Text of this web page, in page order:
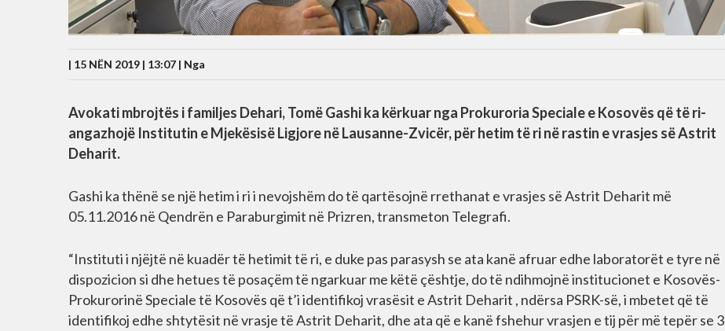
| 15 NËN 2019 | 13:07 | Nga
Avokati mbrojtës i familjes Dehari, Tomë Gashi ka kërkuar nga Prokuroria Speciale e Kosovës që të ri-
angazhojë Institutin e Mjekësisë Ligjore në Lausanne-Zvicër, për hetim të ri në rastin e vrasjes së Astrit
Deharit.
Gashi ka thënë se një hetim i ri i nevojshëm do të qartësojnë rrethanat e vrasjes së Astrit Deharit më
05.11.2016 në Qendrën e Paraburgimit në Prizren, transmeton Telegrafi.
“Instituti i njëjtë në kuadër të hetimit të ri, e duke pas parasysh se ata kanë afruar edhe laboratorët e tyre në
dispozicion si dhe hetues të posaçëm të ngarkuar me këtë çështje, do të ndihmojnë institucionet e Kosovës-
Prokurorinë Speciale të Kosovës që t’i identifikoj vrasësit e Astrit Deharit , ndërsa PSRK-së, i mbetet që të
identifikoj edhe shtytësit në vrasje të Astrit Deharit, dhe ata që e kanë fshehur vrasjen e tij për më tepër se 3